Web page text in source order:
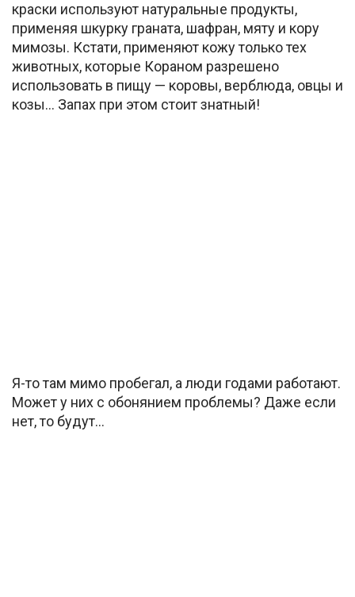
краски используют натуральные продукты,
применяя шкурку граната, шафран, мяту и кору
мимозы. Кстати, применяют кожу только тех
животных, которые Кораном разрешено
использовать в пищу — коровы, верблюда, овцы и
козы… Запах при этом стоит знатный!
Я-то там мимо пробегал, а люди годами работают.
Может у них с обонянием проблемы? Даже если
нет, то будут…